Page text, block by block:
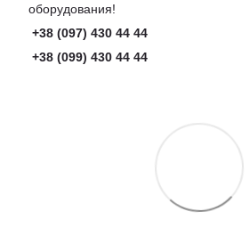
оборудования!
+38 (097) 430 44 44
+38 (099) 430 44 44